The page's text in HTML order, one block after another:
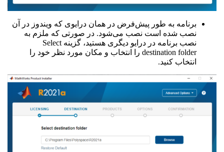
برنامه به طور پیش‌فرض در همان درایوی که ویندوز در آن
نصب شده است نصب می‌شود. در صورتی که ملزم به
نصب برنامه در درایو دیگری هستید، گزینه Select
destination folder را انتخاب و مکان مورد نظر خود را
انتخاب کنید.